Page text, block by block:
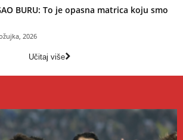
BURU: To je opasna matrica koju smo
2026
Učitaj više